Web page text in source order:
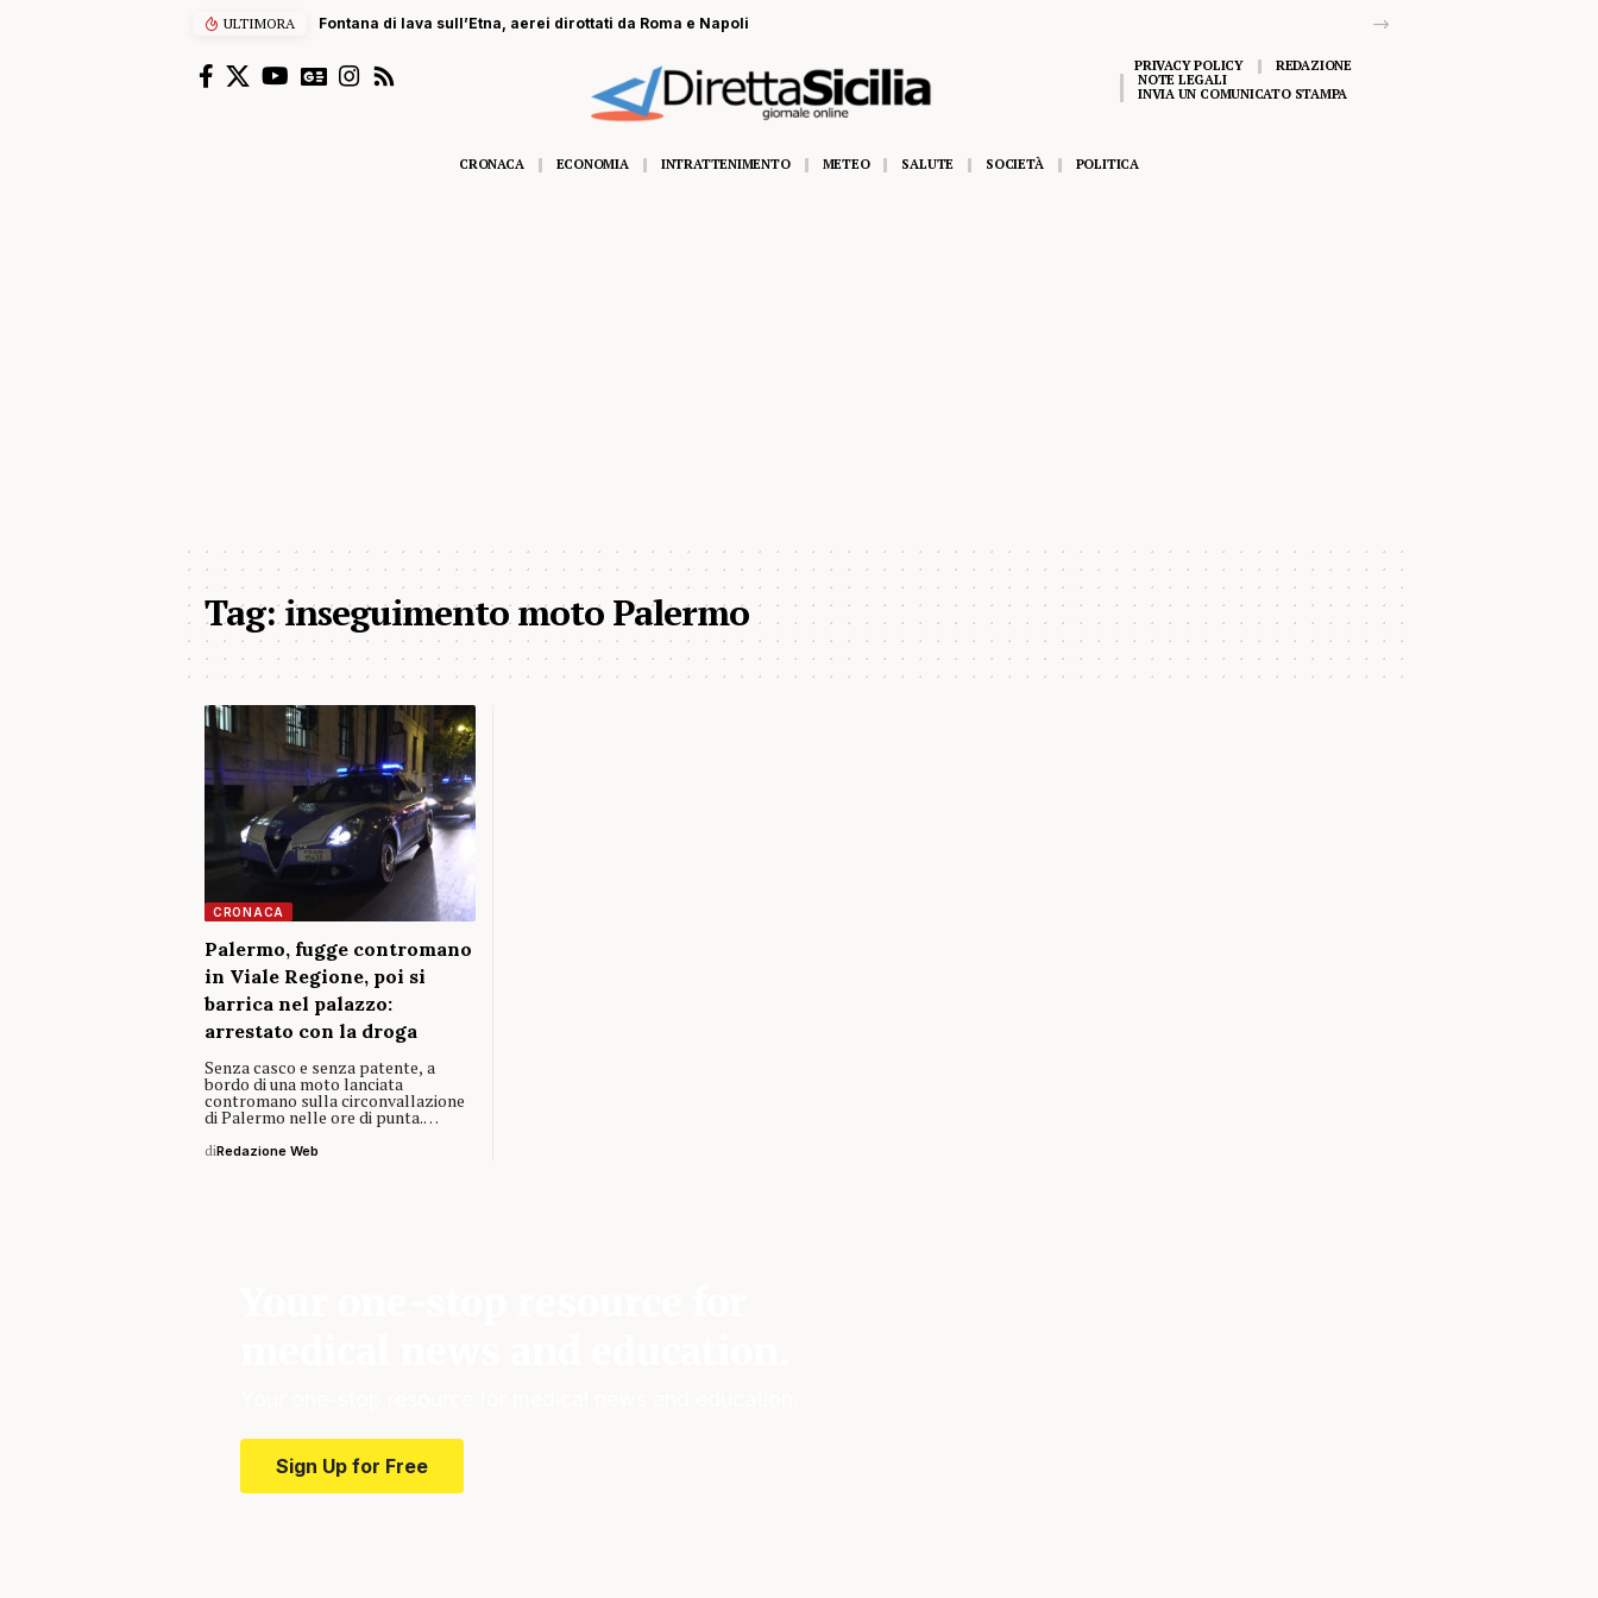
ULTIMORA Fontana di lava sull’Etna, aerei dirottati da Roma e Napoli
PRIVACY POLICY
REDAZIONE
NOTE LEGALI
INVIA UN COMUNICATO STAMPA
CRONACA ECONOMIA INTRATTENIMENTO METEO SALUTE SOCIETÀ POLITICA
Tag:inseguimento moto Palermo
CRONACA
Palermo, fugge contromano
in Viale Regione, poi si
barrica nel palazzo:
arrestato con la droga
Senza casco e senza patente, a
bordo di una moto lanciata
contromano sulla circonvallazione
di Palermo nelle ore di punta.…
diRedazione Web
Sign Up for Free